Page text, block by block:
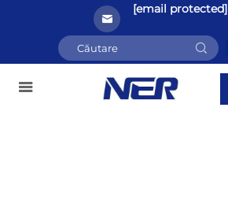
[email protected]